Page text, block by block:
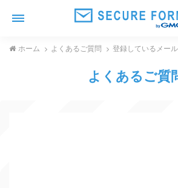
ホーム よくあるご質問 登録しているメー
よくあるご質